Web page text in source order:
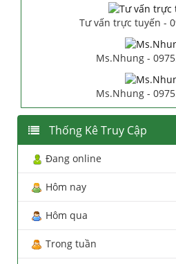
Tư vấn trực tuyến -
Ms.Nhung -
Ms.Nhung -
Thống Kê Truy Cập
Đang online
Hôm nay
Hôm qua
Trong tuần